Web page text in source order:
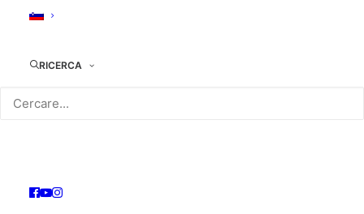
RICERCA